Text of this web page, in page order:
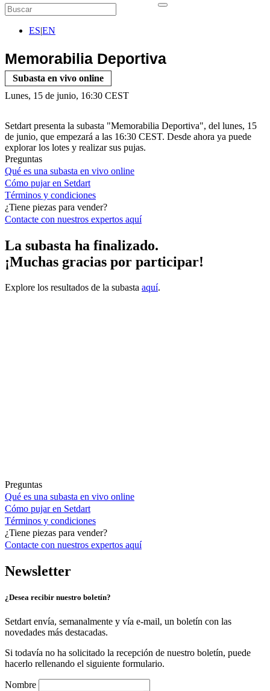
ES|EN
Memorabilia Deportiva
Subasta en vivo online
Lunes, 15 de junio, 16:30 CEST
Setdart presenta la subasta "Memorabilia Deportiva", del lunes, 15
de junio, que empezará a las 16:30 CEST. Desde ahora ya puede
explorar los lotes y realizar sus pujas.
Preguntas
Qué es una subasta en vivo online
Cómo pujar en Setdart
Términos y condiciones
¿Tiene piezas para vender?
Contacte con nuestros expertos aquí
La subasta ha finalizado.
¡Muchas gracias por participar!
Explore los resultados de la subasta aquí.
Preguntas
Qué es una subasta en vivo online
Cómo pujar en Setdart
Términos y condiciones
¿Tiene piezas para vender?
Contacte con nuestros expertos aquí
Newsletter
¿Desea recibir nuestro boletín?
Setdart envía, semanalmente y vía e-mail, un boletín con las
novedades más destacadas.
Si todavía no ha solicitado la recepción de nuestro boletín, puede
hacerlo rellenando el siguiente formulario.
Nombre